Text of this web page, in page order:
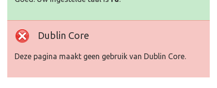
Dublin Core
Deze pagina maakt geen gebruik van Dublin Core.